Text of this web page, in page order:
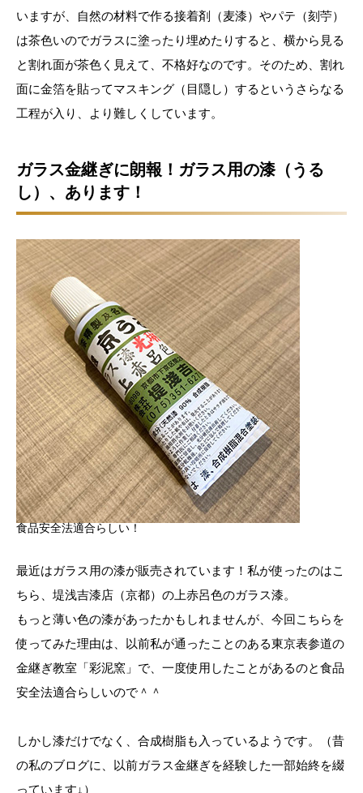
いますが、自然の材料で作る接着剤（麦漆）やパテ（刻苧）
は茶色いのでガラスに塗ったり埋めたりすると、横から見る
と割れ面が茶色く見えて、不格好なのです。そのため、割れ
面に金箔を貼ってマスキング（目隠し）するというさらなる
工程が入り、より難しくしています。
ガラス金継ぎに朗報！ガラス用の漆（うる
し）、あります！
食品安全法適合らしい！
最近はガラス用の漆が販売されています！私が使ったのはこ
ちら、堤浅吉漆店（京都）の上赤呂色のガラス漆。
もっと薄い色の漆があったかもしれませんが、今回こちらを
使ってみた理由は、以前私が通ったことのある東京表参道の
金継ぎ教室「彩泥窯」で、一度使用したことがあるのと食品
安全法適合らしいので＾＾
しかし漆だけでなく、合成樹脂も入っているようです。（昔
の私のブログに、以前ガラス金継ぎを経験した一部始終を綴
っています↓）